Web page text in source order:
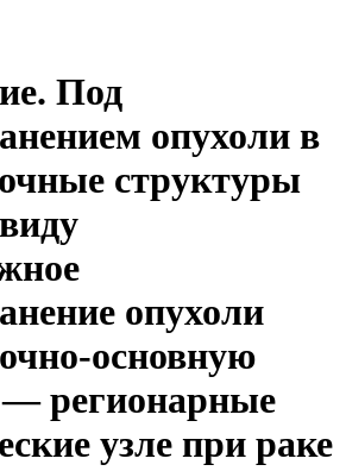
Под
опухоли в
структуры
опухоли
основную
регионарные
узле при раке